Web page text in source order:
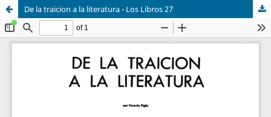
De la traicion a la literatura - Los Libros 27